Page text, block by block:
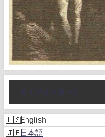
X（ツイッター）
English
日本語